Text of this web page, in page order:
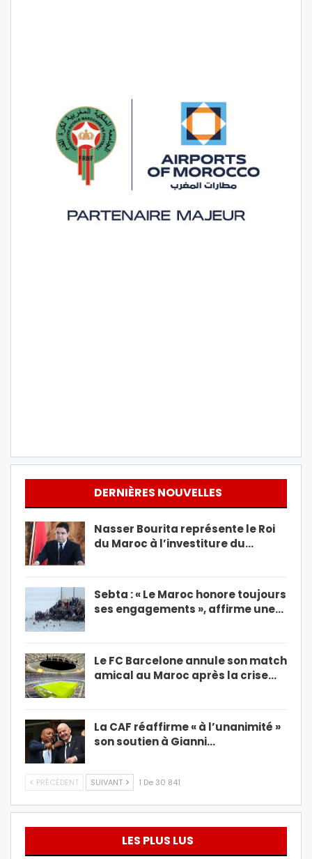
DERNIÈRES NOUVELLES
Nasser Bourita représente le Roi
du Maroc à l’investiture du…
Sebta : « Le Maroc honore toujours
ses engagements », affirme une…
Le FC Barcelone annule son match
amical au Maroc après la crise…
La CAF réaffirme « à l’unanimité »
son soutien à Gianni…
PRÉCÉDENT SUIVANT 1 De 30 841
LES PLUS LUS